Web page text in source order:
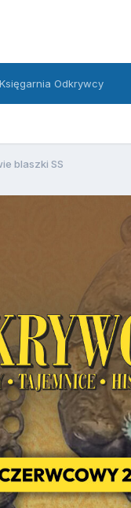
Księgarnia Odkrywcy
blaszki SS